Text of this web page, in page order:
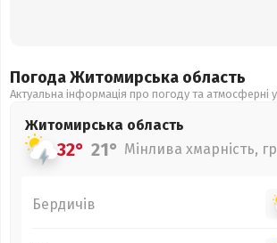
Погода Житомирська область
Актуальна інформація про погоду та атмосферні
Житомирська область
32° 21° Мінлива хмарність,
Бердичів